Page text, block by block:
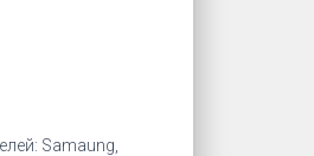
Samaung,